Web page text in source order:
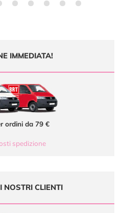
IMMEDIATA!
ordini da 79 €
spedizione
NOSTRI CLIENTI